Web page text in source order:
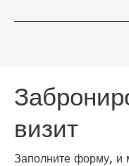
визит
Заполните форму, и